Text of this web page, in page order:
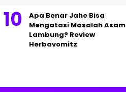
Apa Benar Jahe Bisa
Mengatasi Masalah Asam
Lambung? Review
Herbavomitz